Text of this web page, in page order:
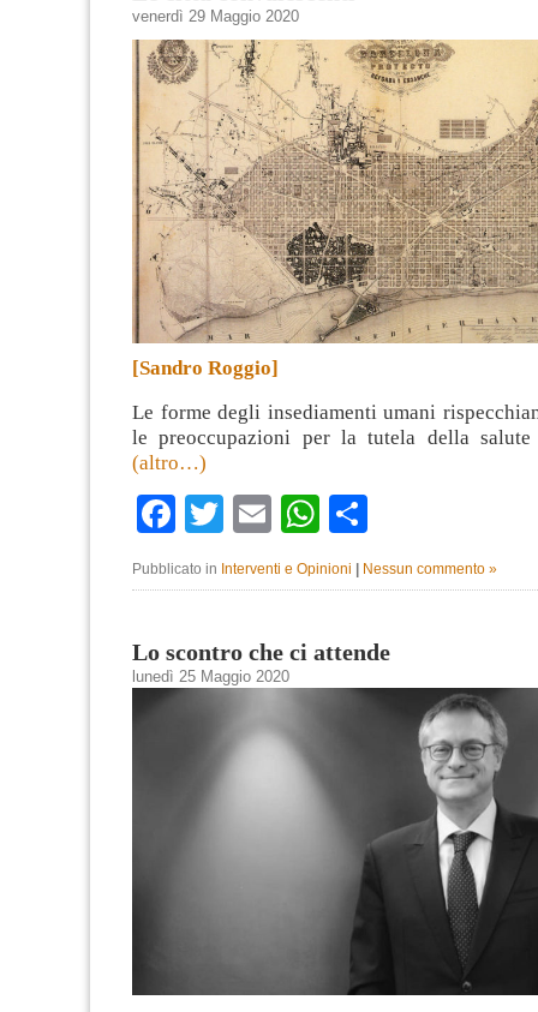
venerdì 29 Maggio 2020
[Sandro Roggio]
Le forme degli insediamenti umani
le preoccupazioni per la tutela della
(altro…)
Facebook
TwitterEmailWhatsApp
Pubblicato in Interventi e Opinioni | Nessun commento »
Lo scontro che ci attende
lunedì 25 Maggio 2020